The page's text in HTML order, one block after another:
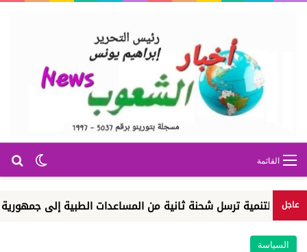
الوضع القائمة
عاجل ترسل شحنة ثانية من المساعدات الطبية إلى جمهورية الكونغو
السياسة